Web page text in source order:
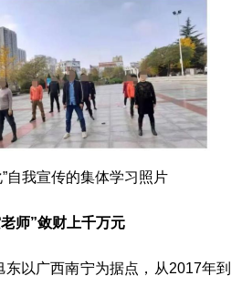
自我宣传的集体学习照片
师”敛财上千万元
以广西南宁为据点，从2017年到